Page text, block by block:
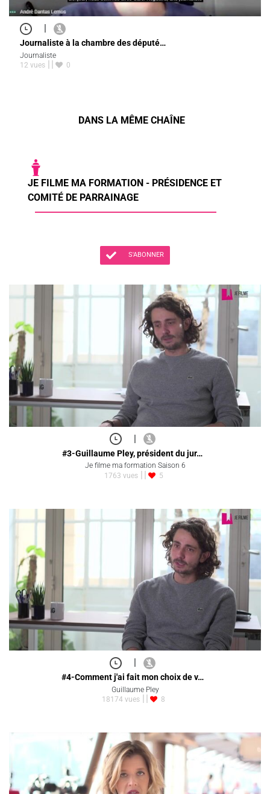
|
Journaliste à la chambre des député…
Journaliste
12 vues
0
DANS LA MÊME CHAÎNE
JE FILME MA FORMATION - PRÉSIDENCE ET
COMITÉ DE PARRAINAGE
S'ABONNER
|
#3-Guillaume Pley, président du jur…
Je filme ma formation Saison 6
1763 vues
5
|
#4-Comment j'ai fait mon choix de v…
Guillaume Pley
18174 vues
8